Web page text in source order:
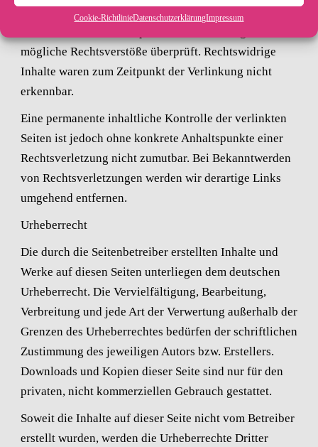
Cookie-RichtlinieDatenschutzerklärungImpressum
Betreiber der Seiten verantwortlich. Die verlinkten
mögliche Rechtsverstöße überprüft. Rechtswidrige
Inhalte waren zum Zeitpunkt der Verlinkung nicht
erkennbar.
Eine permanente inhaltliche Kontrolle der verlinkten
Seiten ist jedoch ohne konkrete Anhaltspunkte einer
Rechtsverletzung nicht zumutbar. Bei Bekanntwerden
von Rechtsverletzungen werden wir derartige Links
umgehend entfernen.
Urheberrecht
Die durch die Seitenbetreiber erstellten Inhalte und
Werke auf diesen Seiten unterliegen dem deutschen
Urheberrecht. Die Vervielfältigung, Bearbeitung,
Verbreitung und jede Art der Verwertung außerhalb der
Grenzen des Urheberrechtes bedürfen der schriftlichen
Zustimmung des jeweiligen Autors bzw. Erstellers.
Downloads und Kopien dieser Seite sind nur für den
privaten, nicht kommerziellen Gebrauch gestattet.
Soweit die Inhalte auf dieser Seite nicht vom Betreiber
erstellt wurden, werden die Urheberrechte Dritter